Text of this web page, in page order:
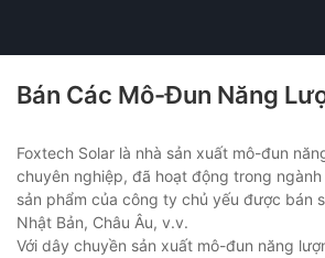
Bán Các Mô-Đun Năng
Foxtech Solar là nhà sản xuất mô-đun
chuyên nghiệp, đã hoạt động trong ngành
sản phẩm của công ty chủ yếu được bán
Nhật Bản, Châu Âu, v.v.
Với dây chuyền sản xuất mô-đun năng